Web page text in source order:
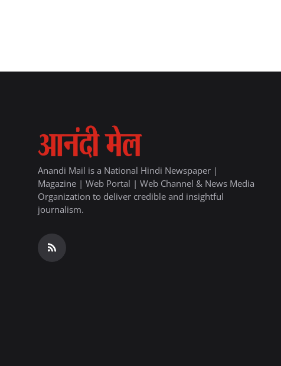
Anandi Mail is a National Hindi Newspaper |
Magazine | Web Portal | Web Channel & News Media
Organization to deliver credible and insightful
journalism.